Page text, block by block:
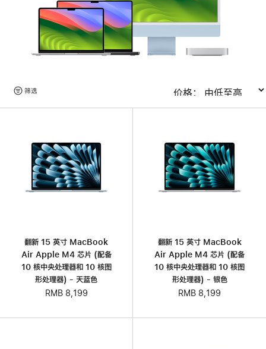
Mac。
览
筛选
翻新 15 英寸 MacBook
Air Apple M4 芯片 (配备
10 核中央处理器和 10 核图
形处理器) - 天蓝色
RMB 8,199
翻新 15 英寸 MacBook
Air Apple M4 芯片 (配备
10 核中央处理器和 10 核图
形处理器) - 银色
RMB 8,199